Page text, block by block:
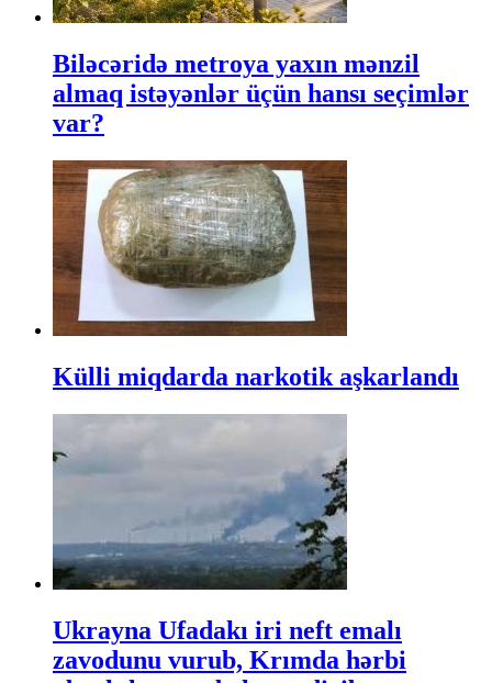
Biləcəridə metroya yaxın mənzil
almaq istəyənlər üçün hansı seçimlər
var?
Külli miqdarda narkotik aşkarlandı
Ukrayna Ufadakı iri neft emalı
zavodunu vurub, Krımda hərbi